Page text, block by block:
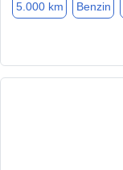
5.000 km Benzin